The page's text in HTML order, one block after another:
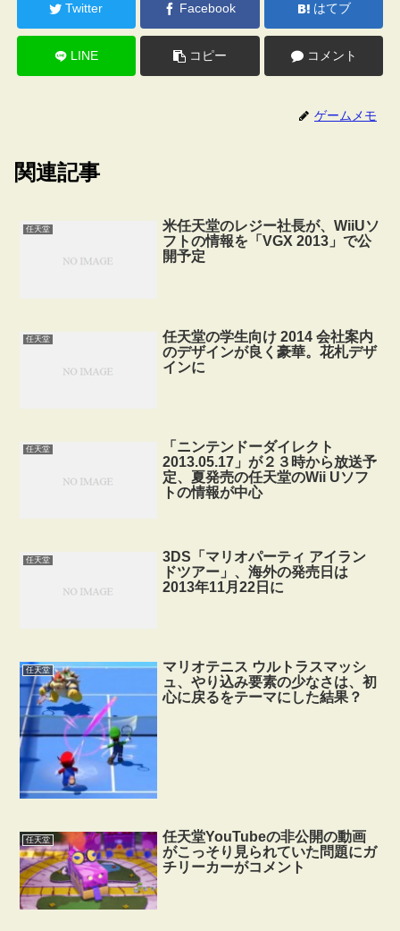
Twitter Facebook はてブ
LINE コピー コメント
ゲームメモ
関連記事
任天堂
米任天堂のレジー社長が、WiiUソ
フトの情報を「VGX 2013」で公
開予定
任天堂
任天堂の学生向け 2014 会社案内
のデザインが良く豪華。花札デザ
インに
任天堂
「ニンテンドーダイレクト
2013.05.17」が２３時から放送予
定、夏発売の任天堂のWii Uソフ
トの情報が中心
任天堂
3DS「マリオパーティ アイラン
ドツアー」、海外の発売日は
2013年11月22日に
任天堂
マリオテニス ウルトラスマッシ
ュ、やり込み要素の少なさは、初
心に戻るをテーマにした結果？
任天堂
任天堂YouTubeの非公開の動画
がこっそり見られていた問題にガ
チリーカーがコメント